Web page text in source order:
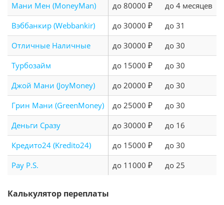
Мани Мен (MoneyMan)
до 80000 ₽ до 4 месяцев
Вэббанкир (Webbankir)
до 30000 ₽ до 31
Отличные Наличные
до 30000 ₽ до 30
Турбозайм
до 15000 ₽ до 30
Джой Мани (JoyMoney)
до 20000 ₽ до 30
Грин Мани (GreenMoney)
до 25000 ₽ до 30
Деньги Сразу
до 30000 ₽ до 16
Кредито24 (Kredito24)
до 15000 ₽ до 30
Pay P.S.
до 11000 ₽ до 25
Калькулятор переплаты